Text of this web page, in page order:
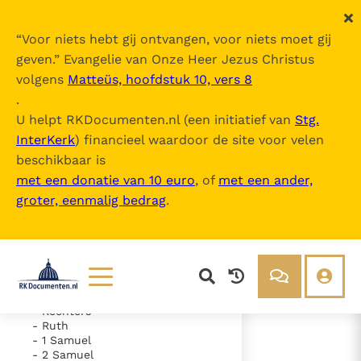
“Voor niets hebt gij ontvangen, voor niets moet gij
geven.” Evangelie van Onze Heer Jezus Christus
volgens Matteüs, hoofdstuk 10, vers 8
.
U helpt RKDocumenten.nl (een initiatief van Stg.
InterKerk) financieel waardoor de site voor velen
beschikbaar is
met een donatie van 10 euro, of met een ander,
groter, eenmalig bedrag.
Lezen
Documenten
Over ons
De Bijbel
Inhoudsopgave
uitklappen
- Oude Testament
- Exodus
- Numeri
- Deuteronomium
- Rechters
- Ruth
- 1 Samuel
- 2 Samuel
- Hoofdstuk 4